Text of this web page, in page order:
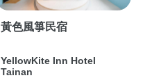
黃色風箏民宿
YellowKite Inn Hotel
Tainan